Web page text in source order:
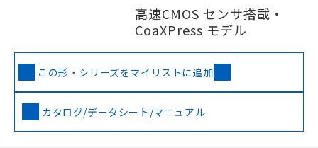
高速CMOS センサ搭載・
CoaXPress モデル
この形・シリーズをマイリストに追加
カタログ/データシート/マニュアル